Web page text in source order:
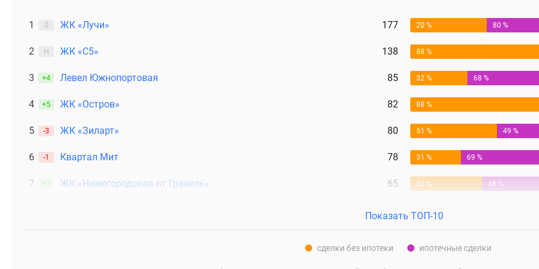
1 0 ЖК «Лучи» 177 20 % 80 %
2 Н ЖК «С5» 138 88 %
3 +4 Левел Южнопортовая 85 32 % 68 %
4 +5 ЖК «Остров» 82 88 %
5 -3 ЖК «Зиларт» 80 51 % 49 %
6 -1 Квартал Мит 78 31 % 69 %
7 +7 ЖК «Нижегородская от Гранель» 65 52 % 48 %
Показать ТОП-10
сделки без ипотеки ипотечные сделки